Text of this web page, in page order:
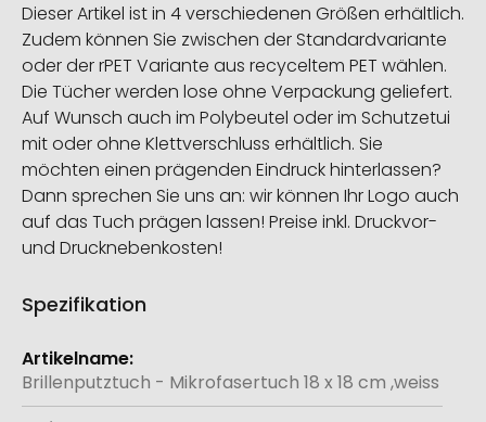
Dieser Artikel ist in 4 verschiedenen Größen erhältlich.
Zudem können Sie zwischen der Standardvariante
oder der rPET Variante aus recyceltem PET wählen.
Die Tücher werden lose ohne Verpackung geliefert.
Auf Wunsch auch im Polybeutel oder im Schutzetui
mit oder ohne Klettverschluss erhältlich. Sie
möchten einen prägenden Eindruck hinterlassen?
Dann sprechen Sie uns an: wir können Ihr Logo auch
auf das Tuch prägen lassen! Preise inkl. Druckvor-
und Drucknebenkosten!
Spezifikation
Weitere
Informationen
Brillenputztuch - Mikrofasertuch 18 x 18 cm ,weiss